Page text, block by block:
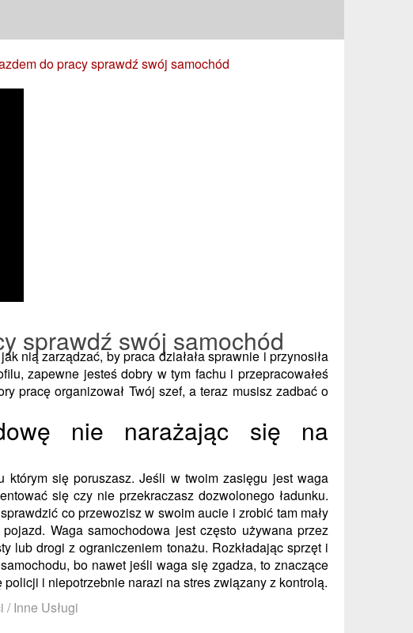
do pracy sprawdź swój samochód
sprawdź swój samochód
nią zarządzać, by praca działała sprawnie i przynosiła
zapewne jesteś dobry w tym fachu i przepracowałeś
pracę organizował Twój szef, a teraz musisz zadbać o
nie narażając się na
którym się poruszasz. Jeśli w twoim zasięgu jest waga
się czy nie przekraczasz dozwolonego ładunku.
co przewozisz w swoim aucie i zrobić tam mały
Waga samochodowa jest często używana przez
lub drogi z ograniczeniem tonażu. Rozkładając sprzęt i
bo nawet jeśli waga się zgadza, to znaczące
i niepotrzebnie narazi na stres związany z kontrolą.
Inne Usługi